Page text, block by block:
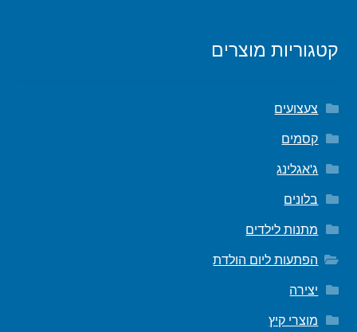
קטגוריות מוצרים
צעצועים
קסמים
ג'אגלינג
בלונים
מתנות לילדים
הפתעות ליום הולדת
יצירה
מוצרי קיץ